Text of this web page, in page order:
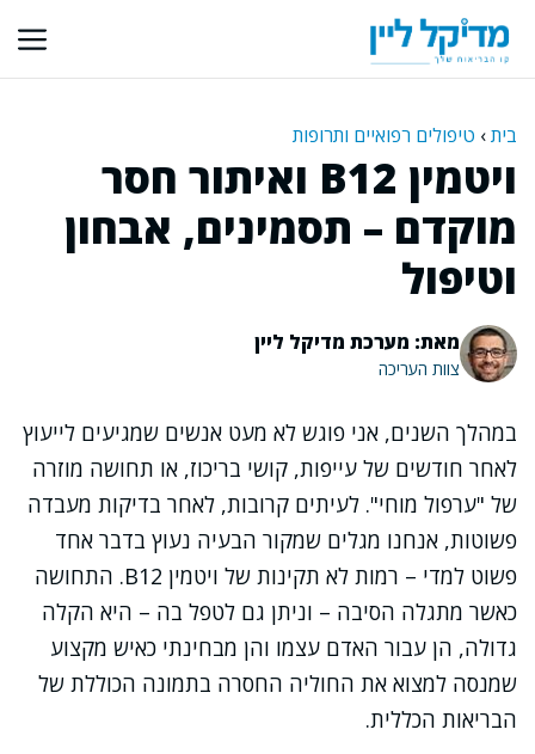
לתוכן
בית› טיפולים רפואיים ותרופות
ויטמין B12 ואיתור חסר
מוקדם – תסמינים, אבחון
וטיפול
מאת: מערכת מדיקל ליין
צוות העריכה
במהלך השנים, אני פוגש לא מעט אנשים שמגיעים לייעוץ
לאחר חודשים של עייפות, קושי בריכוז, או תחושה מוזרה
של "ערפול מוחי". לעיתים קרובות, לאחר בדיקות מעבדה
פשוטות, אנחנו מגלים שמקור הבעיה נעוץ בדבר אחד
פשוט למדי – רמות לא תקינות של ויטמין B12. התחושה
כאשר מתגלה הסיבה – וניתן גם לטפל בה – היא הקלה
גדולה, הן עבור האדם עצמו והן מבחינתי כאיש מקצוע
שמנסה למצוא את החוליה החסרה בתמונה הכוללת של
הבריאות הכללית.